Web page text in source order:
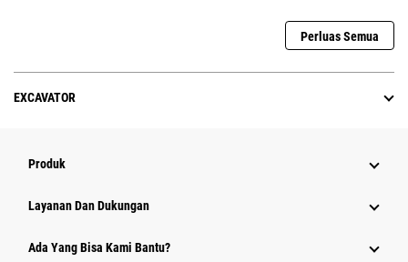
Perluas Semua
EXCAVATOR
Produk
Layanan Dan Dukungan
Ada Yang Bisa Kami Bantu?